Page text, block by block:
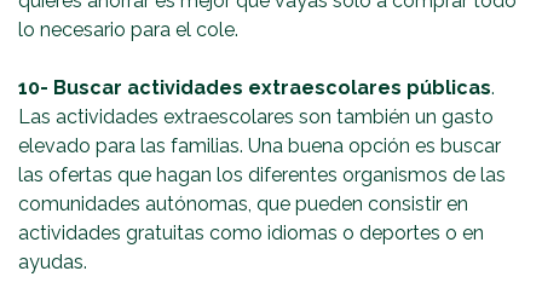
lo necesario para el cole.
10- Buscar actividades extraescolares públicas.
Las actividades extraescolares son también un gasto
elevado para las familias. Una buena opción es buscar
las ofertas que hagan los diferentes organismos de las
comunidades autónomas, que pueden consistir en
actividades gratuitas como idiomas o deportes o en
ayudas.